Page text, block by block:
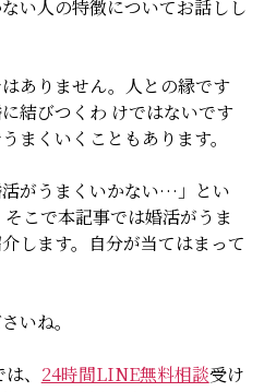
らせ
い人の特徴についてお話しし
ありません。人との縁です
結びつくわ けではないです
まくいくこともあります。
がうまくいかない…」とい
こで本記事では婚活がうま
します。自分が当てはまって
いね。
、 24時間LINE無料相談受け